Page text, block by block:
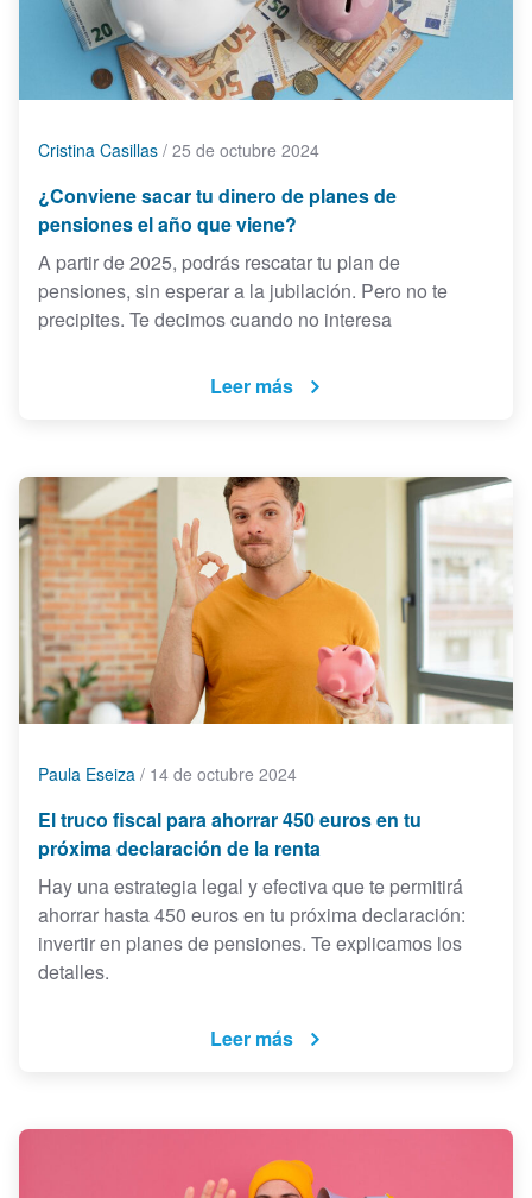
Cristina Casillas / 25 de octubre 2024
¿Conviene sacar tu dinero de planes de
pensiones el año que viene?
A partir de 2025, podrás rescatar tu plan de
pensiones, sin esperar a la jubilación. Pero no te
precipites. Te decimos cuando no interesa
Leer más
Paula Eseiza / 14 de octubre 2024
El truco fiscal para ahorrar 450 euros en tu
próxima declaración de la renta
Hay una estrategia legal y efectiva que te permitirá
ahorrar hasta 450 euros en tu próxima declaración:
invertir en planes de pensiones. Te explicamos los
detalles.
Leer más